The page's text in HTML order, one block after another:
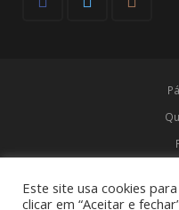
Este site usa cookies
clicar em “Aceitar e